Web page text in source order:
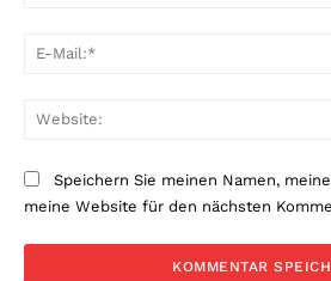
Speichern Sie meinen Namen,
meine Website für den nächsten